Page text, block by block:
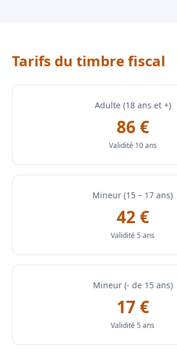
Tarifs du timbre fiscal
Adulte (18 ans et +)
86 €
Validité 10 ans
Mineur (15 – 17 ans)
42 €
Validité 5 ans
Mineur (- de 15 ans)
17 €
Validité 5 ans